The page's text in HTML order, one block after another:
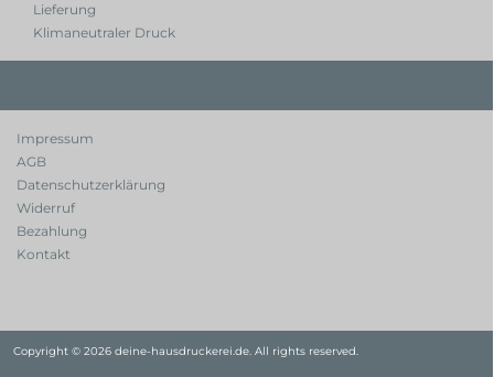
Lieferung
Klimaneutraler Druck
Impressum
AGB
Datenschutzerklärung
Widerruf
Bezahlung
Kontakt
Copyright © 2026 deine-hausdruckerei.de. All rights reserved.